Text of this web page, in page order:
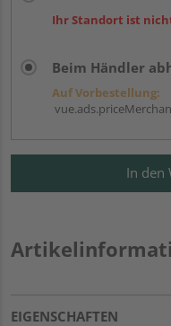
Ihr Standort ist
Beim Händler
Auf Vorbestellung:
In den
EIGENSCHAFTEN